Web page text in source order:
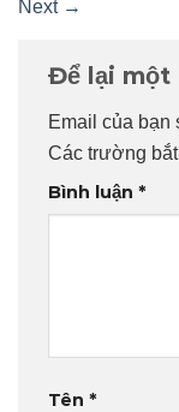
Next →
Để lại một
Email của bạn
Các trường
Bình luận *
Tên *